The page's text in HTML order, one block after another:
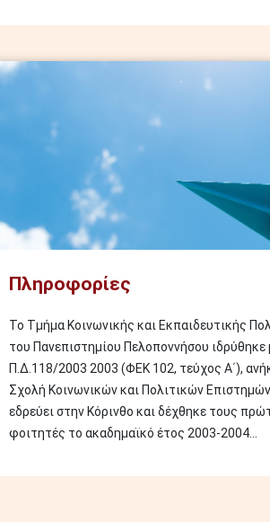
Πληροφορίες
Το Τμήμα Κοινωνικής και Εκπαιδευτικής
του Πανεπιστημίου Πελοποννήσου ιδρύθηκε
Π.Δ.118/2003 2003 (ΦΕΚ 102, τεύχος Α΄),
Σχολή Κοινωνικών και Πολιτικών
εδρεύει στην Κόρινθο και δέχθηκε τους
φοιτητές το ακαδημαϊκό έτος 2003-2004...